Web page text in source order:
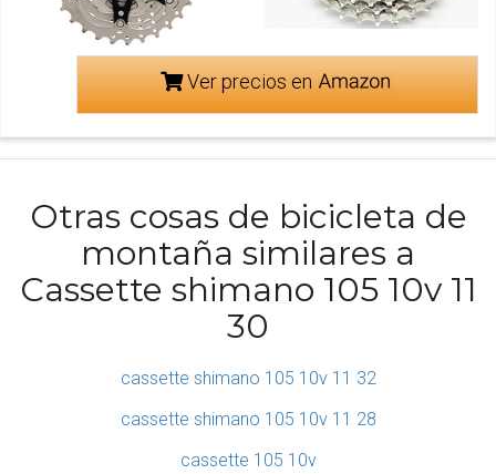
Ver precios en
Otras cosas de bicicleta de
montaña similares a
Cassette shimano 105 10v 11
30
cassette shimano 105 10v 11 32
cassette shimano 105 10v 11 28
cassette 105 10v